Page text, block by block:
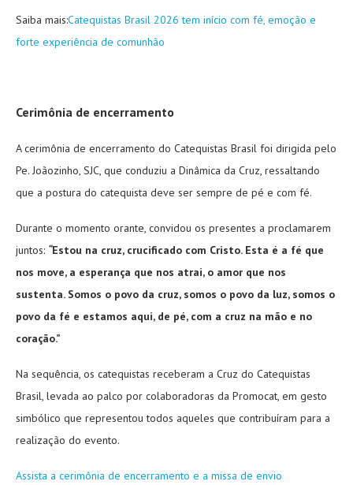
Saiba mais:Catequistas Brasil 2026 tem início com fé, emoção e
forte experiência de comunhão
Cerimônia de encerramento
A cerimônia de encerramento do Catequistas Brasil foi dirigida pelo
Pe. Joãozinho, SJC, que conduziu a Dinâmica da Cruz, ressaltando
que a postura do catequista deve ser sempre de pé e com fé.
Durante o momento orante, convidou os presentes a proclamarem
juntos: “Estou na cruz, crucificado com Cristo. Esta é a fé que
nos move, a esperança que nos atrai, o amor que nos
sustenta. Somos o povo da cruz, somos o povo da luz, somos o
povo da fé e estamos aqui, de pé, com a cruz na mão e no
coração.”
Na sequência, os catequistas receberam a Cruz do Catequistas
Brasil, levada ao palco por colaboradoras da Promocat, em gesto
simbólico que representou todos aqueles que contribuíram para a
realização do evento.
Assista a cerimônia de encerramento e a missa de envio